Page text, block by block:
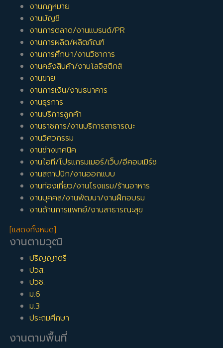
BestjobInTh Team
งานกฎหมาย
งานบัญชี
งานการตลาด/งานแบรนด์/PR
งานการผลิต/ผลิตภัณฑ์
งานการศึกษา/งานวิชาการ
งานคลังสินค้า/งานโลจิสติกส์
งานขาย
งานการเงิน/งานธนาคาร
งานธุรการ
งานบริการลูกค้า
งานราชการ/งานบริการสาธารณะ
งานวิศวกรรม
งานช่างเทคนิค
งานไอที/โปรแกรมเมอร์/เว็บ/อีคอมเมิร์ซ
งานสถาปนิก/งานออกแบบ
งานท่องเที่ยว/งานโรงแรม/ร้านอาหาร
งานบุคคล/งานพัฒนา/งานฝึกอบรม
งานด้านการแพทย์/งานสาธารณะสุข
[แสดงทั้งหมด]
งานตามวุฒิ
ปริญญาตรี
ปวส.
ปวช.
ม.6
ม.3
ประถมศึกษา
งานตามพื้นที่